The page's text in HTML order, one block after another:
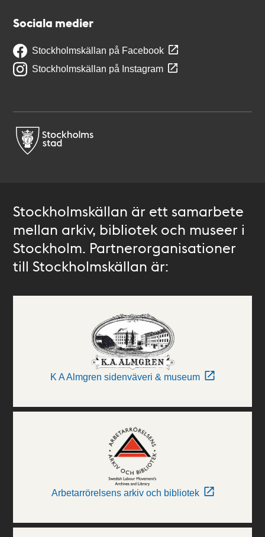
Sociala medier
Stockholmskällan på Facebook
Stockholmskällan på Instagram
Stockholmskällan är ett samarbete
mellan arkiv, bibliotek och museer i
Stockholm. Partnerorganisationer
till Stockholmskällan är:
K A Almgren sidenväveri & museum
Arbetarrörelsens arkiv och bibliotek